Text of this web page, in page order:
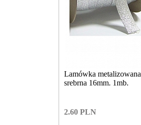
Lamówka metalizowana
srebrna 16mm. 1mb.
2.60 PLN